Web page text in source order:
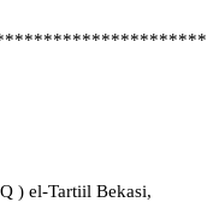
) el-Tartiil Bekasi,